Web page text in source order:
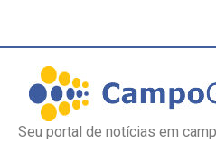
Seu portal de notícias em